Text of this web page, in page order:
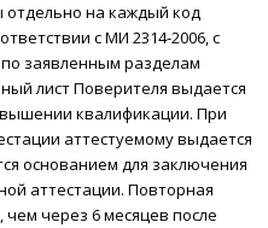
отдельно на каждый код
с МИ 2314-2006, с
заявленным разделам
лист Поверителя выдается
квалификации. При
аттестуемому выдается
основанием для заключения
аттестации. Повторная
через 6 месяцев после